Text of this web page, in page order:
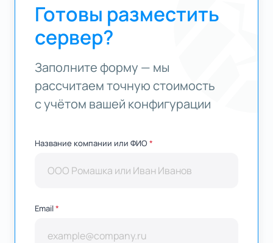
Готовы разместить
сервер?
Заполните форму — мы
рассчитаем точную стоимость
с учётом вашей конфигурации
Название компании или ФИО *
Email*